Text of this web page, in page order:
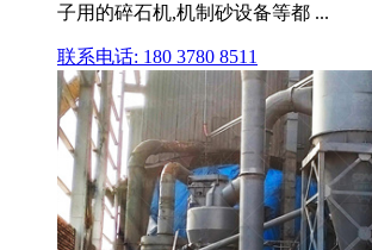
子用的碎石机,机制砂设备等都 ...
联系电话: 180 3780 8511